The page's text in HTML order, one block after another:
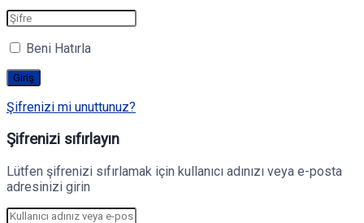
Beni Hatırla
Şifrenizi mi unuttunuz?
Şifrenizi sıfırlayın
Lütfen şifrenizi sıfırlamak için kullanıcı adınızı veya e-posta
adresinizi girin